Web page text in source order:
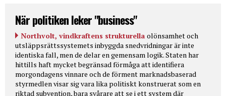
När politiken leker "business"
Northvolt, vindkraftens strukturella olönsamhet och
utsläppsrättssystemets inbyggda snedvridningar är inte
identiska fall, men de delar en gemensam logik. Staten har
hittills haft mycket begränsad förmåga att identifiera
morgondagens vinnare och de förment marknadsbaserad
styrmedlen visar sig vara lika politiskt konstruerat som en
riktad subvention, bara svårare att se i ett system där